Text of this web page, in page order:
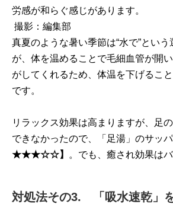
労感が和らぐ感じがあります。
撮影：編集部
真夏のような暑い季節は“水で”とい
が、体を温めることで毛細血管が開
がしてくれるため、体温を下げるこ
です。
リラックス効果は高まりますが、足
できなかったので、「足湯」のサッパ
★★★☆☆】
。でも、癒され効果は
対処法その3. 「吸水速乾」